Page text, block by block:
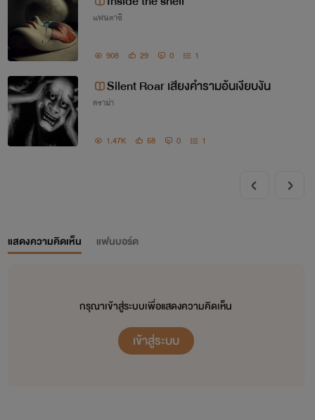
แฟนตาซี
908 29 0 1
Silent Roar เสียงคำรามอ้นเงียบงัน
ดราม่า
1.47K 58 0 1
แสดงความคิดเห็น แฟนบอร์ด
กรุณาเข้าสู่ระบบเพื่อแสดงความคิดเห็น
เข้าสู่ระบบ